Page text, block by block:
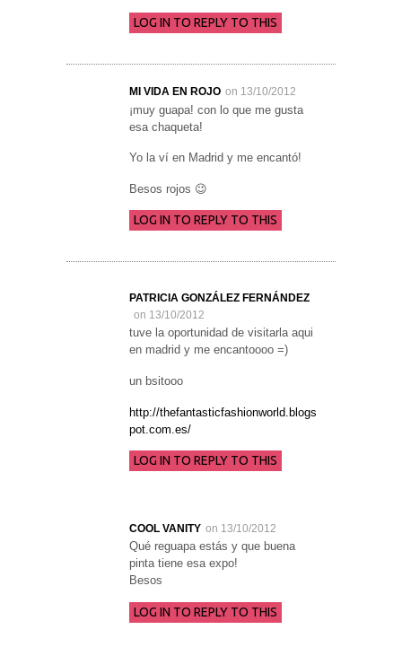
LOG IN TO REPLY TO THIS
MI VIDA EN ROJO on 13/10/2012
¡muy guapa! con lo que me gusta
esa chaqueta!
Yo la ví en Madrid y me encantó!
Besos rojos 😉
LOG IN TO REPLY TO THIS
PATRICIA GONZÁLEZ FERNÁNDEZ
on 13/10/2012
tuve la oportunidad de visitarla aqui
en madrid y me encantoooo =)
un bsitooo
http://thefantasticfashionworld.blogs
pot.com.es/
LOG IN TO REPLY TO THIS
COOL VANITY on 13/10/2012
Qué reguapa estás y que buena
pinta tiene esa expo!
Besos
LOG IN TO REPLY TO THIS